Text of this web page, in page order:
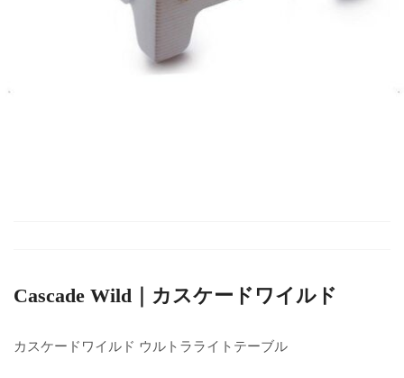
Cascade Wild｜カスケードワイルド
カスケードワイルド ウルトラライトテーブル